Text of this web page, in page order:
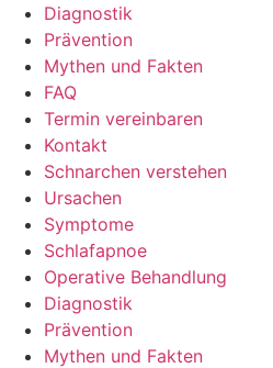
Diagnostik
Prävention
Mythen und Fakten
FAQ
Termin vereinbaren
Kontakt
Schnarchen verstehen
Ursachen
Symptome
Schlafapnoe
Operative Behandlung
Diagnostik
Prävention
Mythen und Fakten